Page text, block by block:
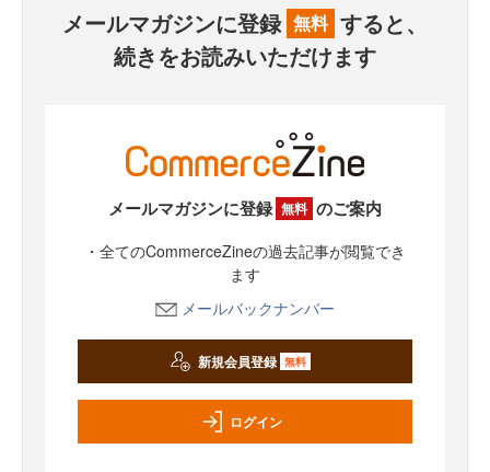
メールマガジンに登録 無料 すると、
続きをお読みいただけます
メールマガジンに登録 無料 のご案内
・全てのCommerceZineの過去記事が閲覧でき
ます
メールバックナンバー
新規会員登録 無料
ログイン